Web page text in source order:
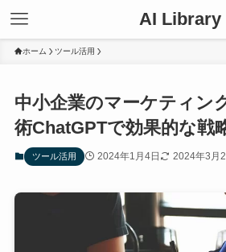
AI Library
ホーム ツール活用
中小企業のマーケティン
術ChatGPTで効果的な戦
ツール活用 2024年1月4日 2024年3月